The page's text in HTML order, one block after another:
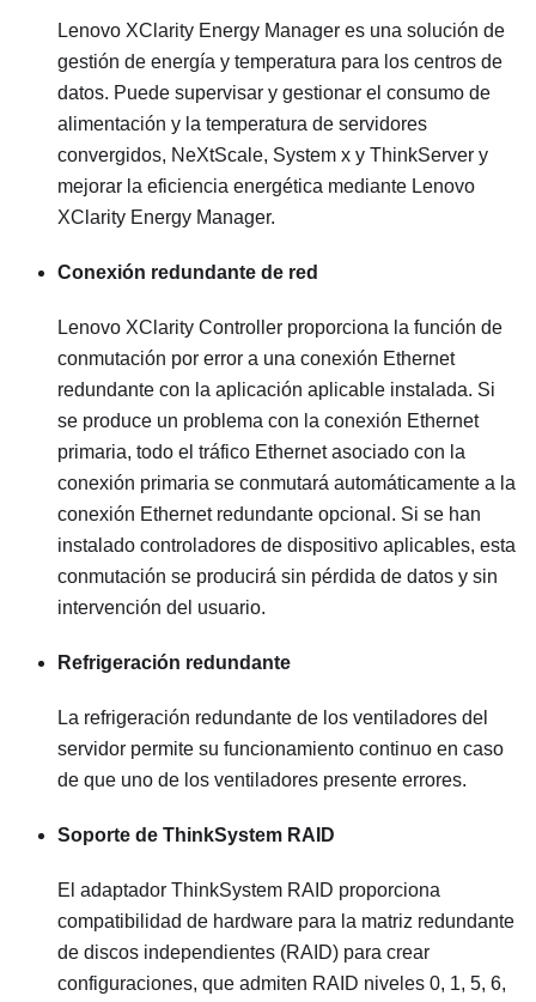
Lenovo XClarity Energy Manager es una solución de
gestión de energía y temperatura para los centros de
datos. Puede supervisar y gestionar el consumo de
alimentación y la temperatura de servidores
convergidos, NeXtScale, System x y ThinkServer y
mejorar la eficiencia energética mediante Lenovo
XClarity Energy Manager.
Conexión redundante de red
Lenovo XClarity Controller proporciona la función de
conmutación por error a una conexión Ethernet
redundante con la aplicación aplicable instalada. Si
se produce un problema con la conexión Ethernet
primaria, todo el tráfico Ethernet asociado con la
conexión primaria se conmutará automáticamente a la
conexión Ethernet redundante opcional. Si se han
instalado controladores de dispositivo aplicables, esta
conmutación se producirá sin pérdida de datos y sin
intervención del usuario.
Refrigeración redundante
La refrigeración redundante de los ventiladores del
servidor permite su funcionamiento continuo en caso
de que uno de los ventiladores presente errores.
Soporte de ThinkSystem RAID
El adaptador ThinkSystem RAID proporciona
compatibilidad de hardware para la matriz redundante
de discos independientes (RAID) para crear
configuraciones, que admiten RAID niveles 0, 1, 5, 6,